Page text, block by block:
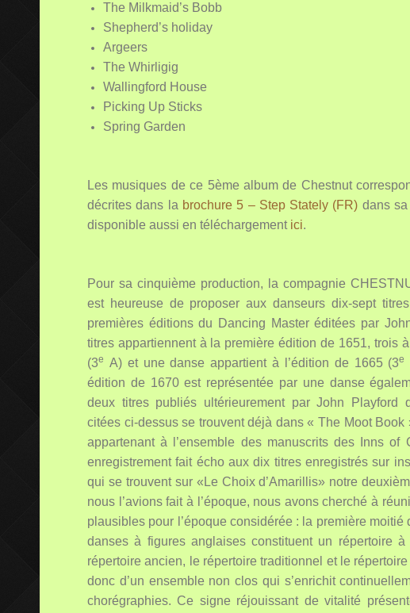
The Milkmaid’s Bobb
Shepherd’s holiday
Argeers
The Whirligig
Wallingford House
Picking Up Sticks
Spring Garden
Les musiques de ce 5ème album de Chestnut
décrites dans la brochure 5 – Step Stately (FR) dans
disponible aussi en téléchargement ici.
Pour sa cinquième production, la compagnie
est heureuse de proposer aux danseurs dix-sept
premières éditions du Dancing Master éditées par
titres appartiennent à la première édition de 1651, trois
(3e A) et une danse appartient à l’édition de 1665 (3e
édition de 1670 est représentée par une danse
deux titres publiés ultérieurement par John Playford
citées ci-dessus se trouvent déjà dans « The Moot Book
appartenant à l’ensemble des manuscrits des Inns of
enregistrement fait écho aux dix titres enregistrés sur
qui se trouvent sur «Le Choix d’Amarillis» notre
nous l’avions fait à l’époque, nous avons cherché à
plausibles pour l’époque considérée : la première moitié
danses à figures anglaises constituent un répertoire
répertoire ancien, le répertoire traditionnel et le répertoire
donc d’un ensemble non clos qui s’enrichit
chorégraphies. Ce signe réjouissant de vitalité